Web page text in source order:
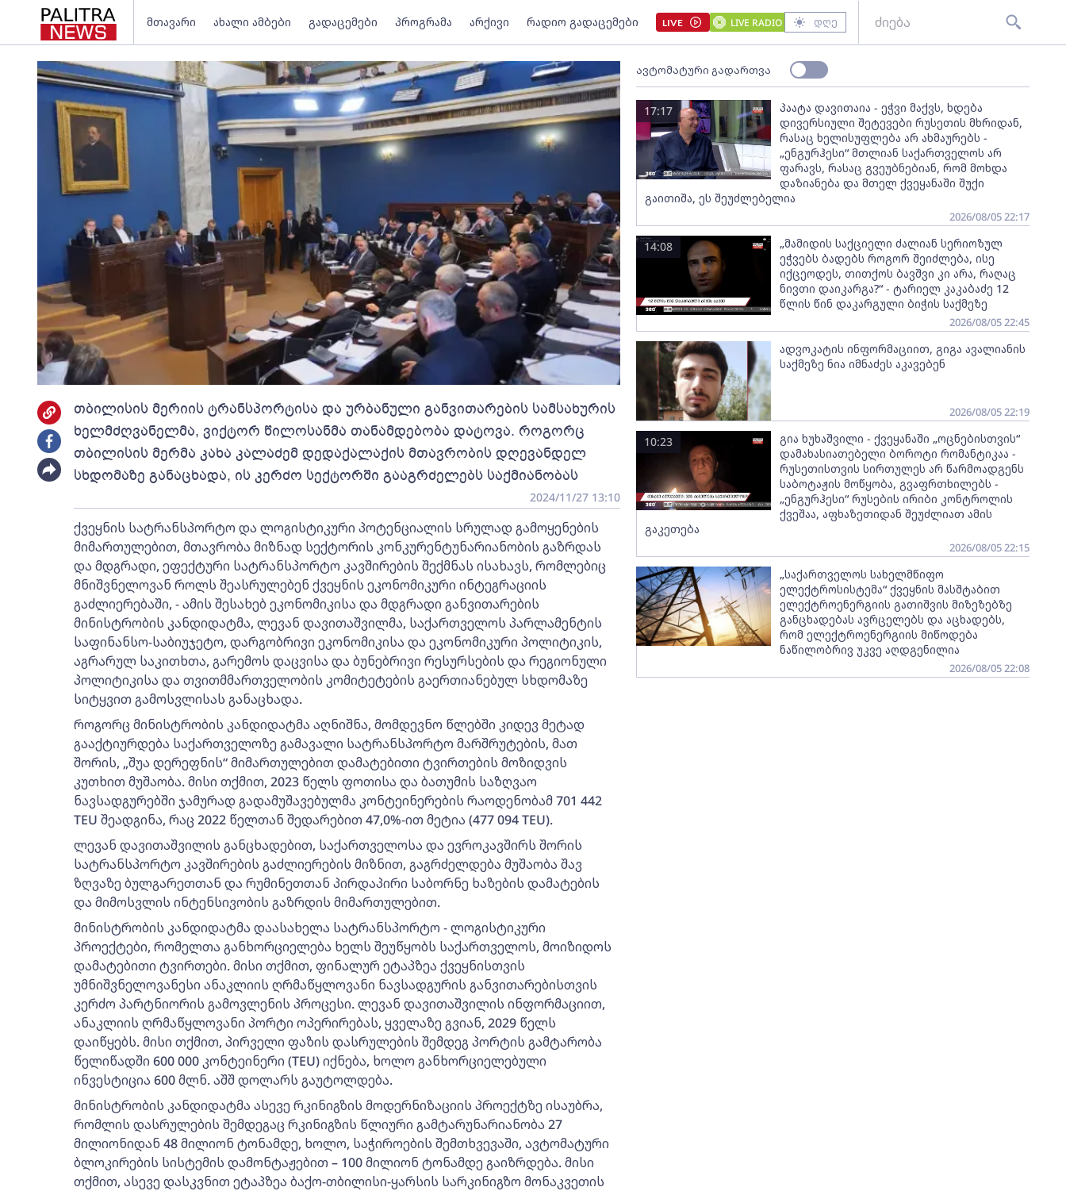
მთავარი ახალი ამბები გადაცემები პროგრამა არქივი რადიო გადაცემები LIVE LIVE RADIO დღე
თბილისის მერიის ტრანსპორტისა და ურბანული განვითარების სამსახურის
ხელმძღვანელმა, ვიქტორ წილოსანმა თანამდებობა დატოვა. როგორც
თბილისის მერმა კახა კალაძემ დედაქალაქის მთავრობის დღევანდელ
სხდომაზე განაცხადა, ის კერძო სექტორში გააგრძელებს საქმიანობას
2024/11/27 13:10
ქვეყნის სატრანსპორტო და ლოგისტიკური პოტენციალის სრულად გამოყენების
მიმართულებით, მთავრობა მიზნად სექტორის კონკურენტუნარიანობის გაზრდას
და მდგრადი, ეფექტური სატრანსპორტო კავშირების შექმნას ისახავს, რომლებიც
მნიშვნელოვან როლს შეასრულებენ ქვეყნის ეკონომიკური ინტეგრაციის
გაძლიერებაში, - ამის შესახებ ეკონომიკისა და მდგრადი განვითარების
მინისტრობის კანდიდატმა, ლევან დავითაშვილმა, საქართველოს პარლამენტის
საფინანსო-საბიუჯეტო, დარგობრივი ეკონომიკისა და ეკონომიკური პოლიტიკის,
აგრარულ საკითხთა, გარემოს დაცვისა და ბუნებრივი რესურსების და რეგიონული
პოლიტიკისა და თვითმმართველობის კომიტეტების გაერთიანებულ სხდომაზე
სიტყვით გამოსვლისას განაცხადა.
როგორც მინისტრობის კანდიდატმა აღნიშნა, მომდევნო წლებში კიდევ მეტად
გააქტიურდება საქართველოზე გამავალი სატრანსპორტო მარშრუტების, მათ
შორის, „შუა დერეფნის“ მიმართულებით დამატებითი ტვირთების მოზიდვის
კუთხით მუშაობა. მისი თქმით, 2023 წელს ფოთისა და ბათუმის საზღვაო
ნავსადგურებში ჯამურად გადამუშავებულმა კონტეინერების რაოდენობამ 701 442
TEU შეადგინა, რაც 2022 წელთან შედარებით 47,0%-ით მეტია (477 094 TEU).
ლევან დავითაშვილის განცხადებით, საქართველოსა და ევროკავშირს შორის
სატრანსპორტო კავშირების გაძლიერების მიზნით, გაგრძელდება მუშაობა შავ
ზღვაზე ბულგარეთთან და რუმინეთთან პირდაპირი საბორნე ხაზების დამატების
და მიმოსვლის ინტენსივობის გაზრდის მიმართულებით.
მინისტრობის კანდიდატმა დაასახელა სატრანსპორტო - ლოგისტიკური
პროექტები, რომელთა განხორციელება ხელს შეუწყობს საქართველოს, მოიზიდოს
დამატებითი ტვირთები. მისი თქმით, ფინალურ ეტაპზეა ქვეყნისთვის
უმნიშვნელოვანესი ანაკლიის ღრმაწყლოვანი ნავსადგურის განვითარებისთვის
კერძო პარტნიორის გამოვლენის პროცესი. ლევან დავითაშვილის ინფორმაციით,
ანაკლიის ღრმაწყლოვანი პორტი ოპერირებას, ყველაზე გვიან, 2029 წელს
დაიწყებს. მისი თქმით, პირველი ფაზის დასრულების შემდეგ პორტის გამტარობა
წელიწადში 600 000 კონტეინერი (TEU) იქნება, ხოლო განხორციელებული
ინვესტიცია 600 მლნ. აშშ დოლარს გაუტოლდება.
მინისტრობის კანდიდატმა ასევე რკინიგზის მოდერნიზაციის პროექტზე ისაუბრა,
რომლის დასრულების შემდეგაც რკინიგზის წლიური გამტარუნარიანობა 27
მილიონიდან 48 მილიონ ტონამდე, ხოლო, საჭიროების შემთხვევაში, ავტომატური
ბლოკირების სისტემის დამონტაჟებით – 100 მილიონ ტონამდე გაიზრდება. მისი
თქმით, ასევე დასკვნით ეტაპზეა ბაქო-თბილისი-ყარსის სარკინიგზო მონაკვეთის
ავტომატური გადართვა
პაატა დავითაია - ეჭვი მაქვს, ხდება
დივერსიული შეტევები რუსეთის მხრიდან,
რასაც ხელისუფლება არ ახმაურებს -
„ენგურჰესი“ მთლიან საქართველოს არ
ფარავს, რასაც გვეუბნებიან, რომ მოხდა
დაზიანება და მთელ ქვეყანაში შუქი
გაითიშა, ეს შეუძლებელია
17:17
2026/08/05 22:17
„მამიდის საქციელი ძალიან სერიოზულ
ეჭვებს ბადებს როგორ შეიძლება, ისე
იქცეოდეს, თითქოს ბავშვი კი არა, რაღაც
ნივთი დაიკარგა?“ - ტარიელ კაკაბაძე 12
წლის წინ დაკარგული ბიჭის საქმეზე
14:08
2026/08/05 22:45
ადვოკატის ინფორმაციით, გიგა ავალიანის
საქმეზე ნია იმნაძეს აკავებენ
2026/08/05 22:19
გია ხუხაშვილი - ქვეყანაში „ოცნებისთვის“
დამახასიათებელი ბოროტი რომანტიკაა -
რუსეთისთვის სირთულეს არ წარმოადგენს
საბოტაჟის მოწყობა, გვაფრთხილებს -
„ენგურჰესი“ რუსების ირიბი კონტროლის
ქვეშაა, აფხაზეთიდან შეუძლიათ ამის
გაკეთება
10:23
2026/08/05 22:15
„საქართველოს სახელმწიფო
ელექტროსისტემა“ ქვეყნის მასშტაბით
ელექტროენერგიის გათიშვის მიზეზებზე
განცხადებას ავრცელებს და აცხადებს,
რომ ელექტროენერგიის მიწოდება
ნაწილობრივ უკვე აღდგენილია
2026/08/05 22:08